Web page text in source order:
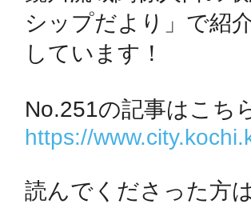
URLをコピ
シップだより」で紹
しています！
https://
読んでくださった方